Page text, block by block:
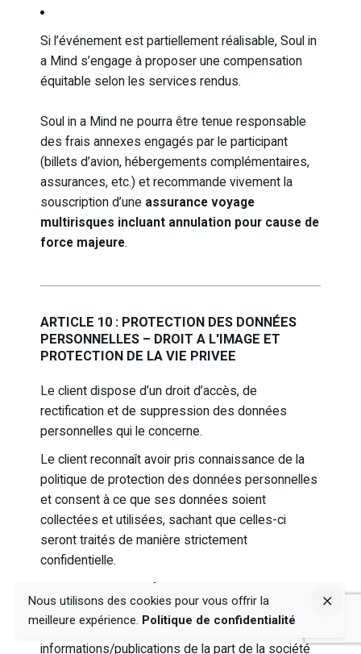
Si l’événement est partiellement réalisable, Soul in
a Mind s’engage à proposer une compensation
équitable selon les services rendus.
Soul in a Mind ne pourra être tenue responsable
des frais annexes engagés par le participant
(billets d’avion, hébergements complémentaires,
assurances, etc.) et recommande vivement la
souscription d’une assurance voyage
multirisques incluant annulation pour cause de
force majeure.
ARTICLE 10 : PROTECTION DES DONNÉES
PERSONNELLES – DROIT A L'IMAGE ET
PROTECTION DE LA VIE PRIVEE
Le client dispose d’un droit d’accès, de
rectification et de suppression des données
personnelles qui le concerne.
Le client reconnaît avoir pris connaissance de la
politique de protection des données personnelles
et consent à ce que ses données soient
collectées et utilisées, sachant que celles-ci
seront traités de manière strictement
confidentielle.
En saisissant ses informations et ses
coordonnées sur l’un des sites du réseau de Soul
in a Mind , le client reconnaît accepter recevoir des
informations/publications de la part de la société
Nous utilisons des cookies pour vous offrir la
meilleure expérience. Politique de confidentialité